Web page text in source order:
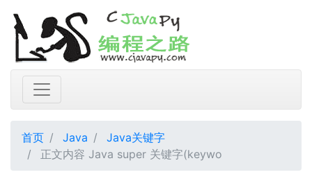
首页 Java
Java关键字
正文内容 Java super 关键字(keywo